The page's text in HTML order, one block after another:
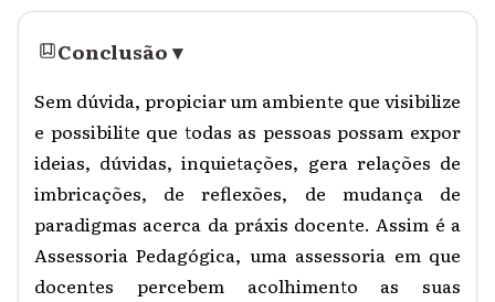
Conclusão▾
Sem dúvida, propiciar um ambiente que visibilize
e possibilite que todas as pessoas possam expor
ideias, dúvidas, inquietações, gera relações de
imbricações, de reflexões, de mudança de
paradigmas acerca da práxis docente. Assim é a
Assessoria Pedagógica, uma assessoria em que
docentes percebem acolhimento as suas